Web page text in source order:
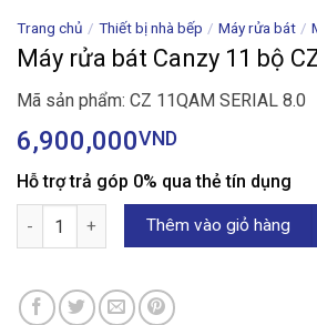
Trang chủ / Thiết bị nhà bếp / Máy rửa bát /
Máy rửa bát Canzy 11 bộ
Mã sản phẩm: CZ 11QAM SERIAL 8.0
6,900,000VND
Hỗ trợ trả góp 0% qua thẻ tín dụng
Máy rửa bát Canzy 11 bộ CZ 11QAM số
Thêm vào giỏ hàng